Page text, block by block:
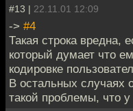
#13 | 22.11.01 12:09
-> #4
Такая строка вредна,
который думает что
кодировке
В остальных случаях
такой проблемы, что у